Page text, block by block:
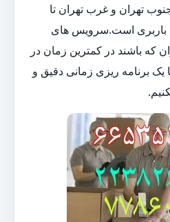
تهران و غرب تهران تا
است.سرویس های
که باشند در کمترین زمان در
برنامه ریزی زمانی دقیق و